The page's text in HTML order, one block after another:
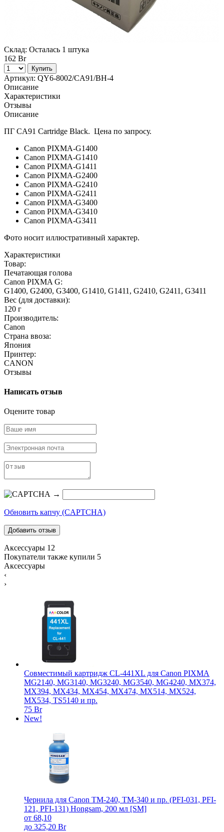
Склад: Осталась 1 штука
162 Br
Купить
Артикул: QY6-8002/CA91/BH-4
Описание
Характеристики
Отзывы
Описание
ПГ CA91 Cartridge Black. Цена по запросу.
Canon PIXMA-G1400
Canon PIXMA-G1410
Canon PIXMA-G1411
Canon PIXMA-G2400
Canon PIXMA-G2410
Canon PIXMA-G2411
Canon PIXMA-G3400
Canon PIXMA-G3410
Canon PIXMA-G3411
Фото носит иллюстративный характер.
Характеристики
Товар:
Печатающая голова
Canon PIXMA G:
G1400, G2400, G3400, G1410, G1411, G2410, G2411, G3411
Вес (для доставки):
120 г
Производитель:
Canon
Страна ввоза:
Япония
Принтер:
CANON
Отзывы
Написать отзыв
Оцените товар
→
Обновить капчу (CAPTCHA)
Аксессуары 12
Покупатели также купили 5
Аксессуары
‹
›
Совместимый картридж CL-441XL для Canon PIXMA
MG2140, MG3140, MG3240, MG3540, MG4240, MX374,
MX394, MX434, MX454, MX474, MX514, MX524,
MX534, TS5140 и пр.
75 Br
New!
Чернила для Canon TM-240, TM-340 и пр. (PFI-031, PFI-
121, PFI-131) Hongsam, 200 мл [SM]
от 68,10
до 325,20 Br